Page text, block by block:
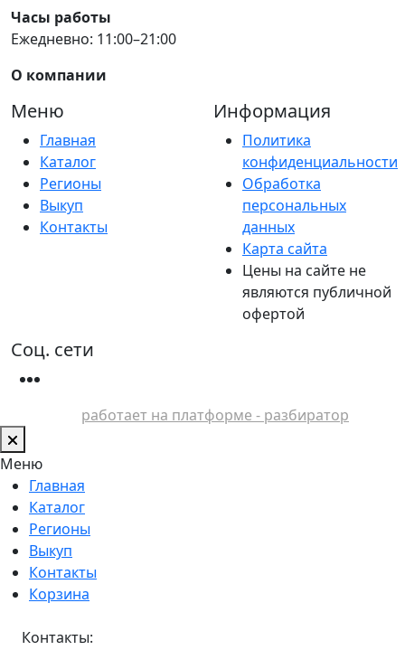
Часы работы
Ежедневно: 11:00–21:00
О компании
Меню
Главная
Каталог
Регионы
Выкуп
Контакты
Информация
Политика
конфиденциальности
Обработка
персональных
данных
Карта сайта
Цены на сайте не
являются публичной
офертой
Соц. сети
работает на платформе - разбиратор
Меню
Главная
Каталог
Регионы
Выкуп
Контакты
Корзина
Контакты: